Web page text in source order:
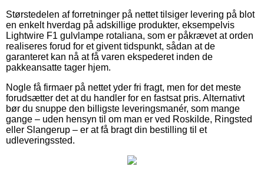
Størstedelen af forretninger på nettet tilsiger levering på blot
en enkelt hverdag på adskillige produkter, eksempelvis
Lightwire F1 gulvlampe rotaliana, som er påkrævet at orden
realiseres forud for et givent tidspunkt, sådan at de
garanteret kan nå at få varen ekspederet inden de
pakkeansatte tager hjem.
Nogle få firmaer på nettet yder fri fragt, men for det meste
forudsætter det at du handler for en fastsat pris. Alternativt
bør du snuppe den billigste leveringsmanér, som mange
gange – uden hensyn til om man er ved Roskilde, Ringsted
eller Slangerup – er at få bragt din bestilling til et
udleveringssted.